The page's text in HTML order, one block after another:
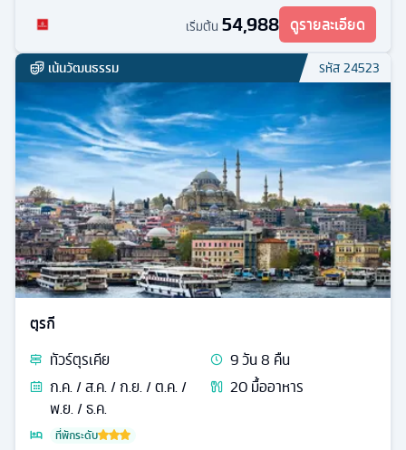
เริ่มต้น 54,988 ดูรายละเอียด
เน้นวัฒนธรรม รหัส24523
ตุรกี
ทัวร์ตุรเคีย 9วัน8 คืน
ก.ค. / ส.ค. / ก.ย. / ต.ค. /
พ.ย. / ธ.ค.
20มื้ออาหาร
ที่พักระดับ